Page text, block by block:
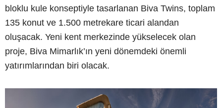
bloklu kule konseptiyle tasarlanan Biva Twins, toplam
135 konut ve 1.500 metrekare ticari alandan
oluşacak. Yeni kent merkezinde yükselecek olan
proje, Biva Mimarlık’ın yeni dönemdeki önemli
yatırımlarından biri olacak.